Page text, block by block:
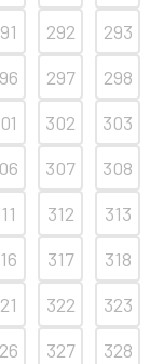
292 293
297 298
302 303
307 308
312 313
317 318
322 323
327 328